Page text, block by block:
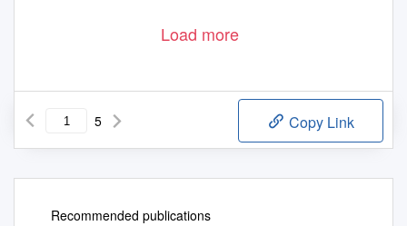
Load more
5 Copy Link
Recommended publications